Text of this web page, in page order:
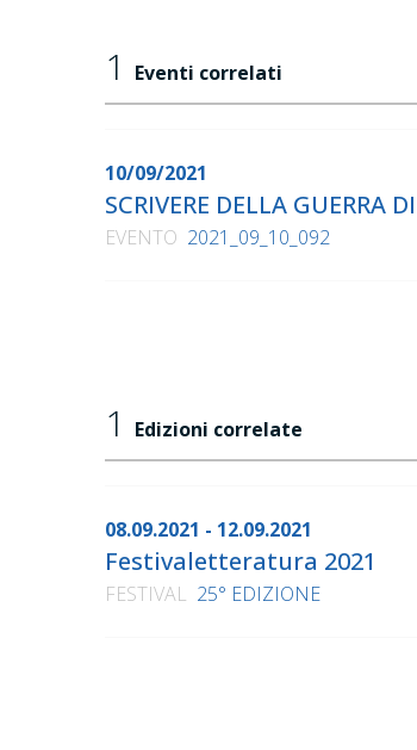
1 Eventi correlati
10/09/2021
SCRIVERE DELLA GUERRA
EVENTO 2021_09_10_092
1 Edizioni correlate
08.09.2021 - 12.09.2021
Festivaletteratura 2021
FESTIVAL 25° EDIZIONE